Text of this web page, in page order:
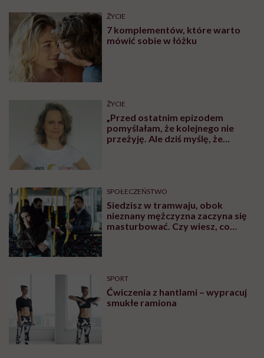
wahania nastroju, trudności z koncentracją,
wypadanie włosów , problemy ze snem. Seks może być
bolesny, trudny, wręcz niemożliwy – i to już u
dwudziestokilkuletniej kobiety. Wpływa to nie tylko
na fizyczność, ale i na emocje. Pojawia się lęk przed
zbliżeniem, poczucie „niesprawności”. Wiele kobiet z
POI wycofuje się z życia intymnego, ale największy
dramat dotyczy płodności…
Prof. Rafał Kurzawa: „Kobiety w
jak 25-latki. Jednak atrakcyjność
fizyczna nie idzie w parze z
płodnością”
To musi być wstrząs dla młodej kobiety.
Ogromny. Rozmowy z osiemnasto- czy
dwudziestolatkami, które dowiadują się, że nie
zostaną mamami w sposób naturalny, należą do tych